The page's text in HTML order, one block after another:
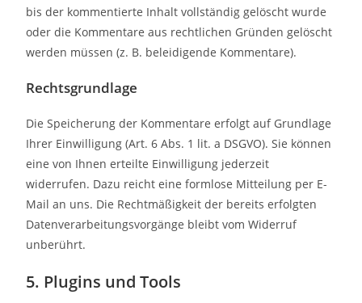
bis der kommentierte Inhalt vollständig gelöscht wurde
oder die Kommentare aus rechtlichen Gründen gelöscht
werden müssen (z. B. beleidigende Kommentare).
Rechtsgrundlage
Die Speicherung der Kommentare erfolgt auf Grundlage
Ihrer Einwilligung (Art. 6 Abs. 1 lit. a DSGVO). Sie können
eine von Ihnen erteilte Einwilligung jederzeit
widerrufen. Dazu reicht eine formlose Mitteilung per E-
Mail an uns. Die Rechtmäßigkeit der bereits erfolgten
Datenverarbeitungsvorgänge bleibt vom Widerruf
unberührt.
5. Plugins und Tools